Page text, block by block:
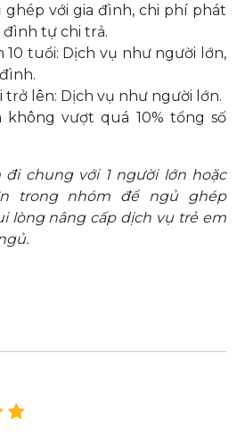
ghép với gia đình, chi phí phát
tự chi trả.
10 tuổi: Dịch vụ như người lớn,
trở lên: Dịch vụ như người lớn.
vượt quá 10% tổng số
đi chung với 1 người lớn hoặc
trong nhóm để ngủ ghép
lòng nâng cấp dịch vụ trẻ em